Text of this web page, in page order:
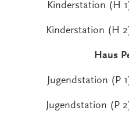
Kinderstation (H
Kinderstation (H
Haus
Jugendstation (P
Jugendstation (P